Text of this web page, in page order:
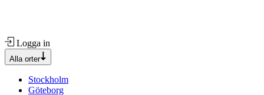
Logga in
Alla orter
Stockholm
Göteborg